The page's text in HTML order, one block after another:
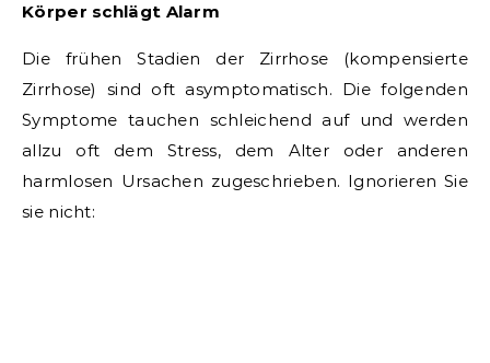
Körper schlägt Alarm
Die frühen Stadien der Zirrhose (kompensierte
Zirrhose) sind oft asymptomatisch. Die folgenden
Symptome tauchen schleichend auf und werden
allzu oft dem Stress, dem Alter oder anderen
harmlosen Ursachen zugeschrieben. Ignorieren Sie
sie nicht: